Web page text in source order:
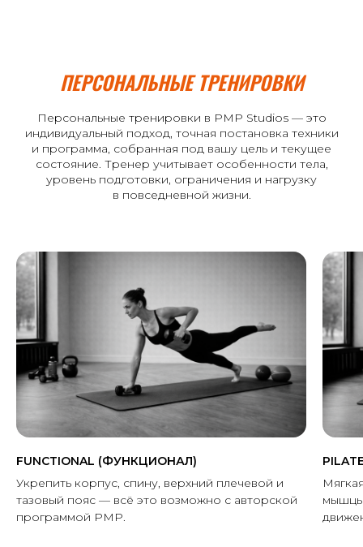
ПЕРСОНАЛЬНЫЕ ТРЕНИРОВКИ
Персональные тренировки в PMP Studios — это
индивидуальный подход, точная постановка техники
и программа, собранная под вашу цель и текущее
состояние. Тренер учитывает особенности тела,
уровень подготовки, ограничения и нагрузку
в повседневной жизни.
FUNCTIONAL (ФУНКЦИОНАЛ)
Укрепить корпус, спину, верхний плечевой и
тазовый пояс — всё это возможно с авторской
программой PMP.
мышцы